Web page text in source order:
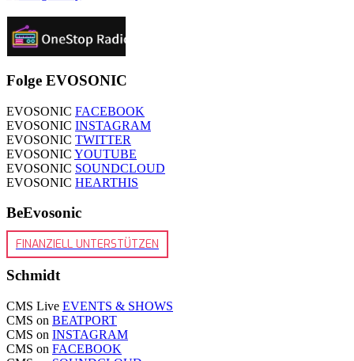
Folge EVOSONIC
EVOSONIC FACEBOOK
EVOSONIC INSTAGRAM
EVOSONIC TWITTER
EVOSONIC YOUTUBE
EVOSONIC SOUNDCLOUD
EVOSONIC HEARTHIS
BeEvosonic
FINANZIELL UNTERSTÜTZEN
Schmidt
CMS Live EVENTS & SHOWS
CMS on BEATPORT
CMS on INSTAGRAM
CMS on FACEBOOK